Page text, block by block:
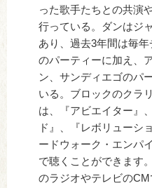
った歌手たちとの共演
行っている。ダンはジ
あり、過去3年間は毎
のパーティーに加え、
ン、サンディエゴのパ
いる。ブロックのクラ
は、『アビエイター』
ド』、『レボリューシ
ードウォーク・エンパ
で聴くことができます
のラジオやテレビの